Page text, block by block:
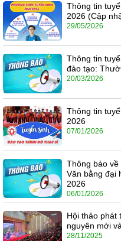
Thông tin
2026 (Cập
29/05/2026
Thông tin
đào tạo:
20/03/2026
Thông tin
2026
07/01/2026
Thông báo
Văn bằng đại
2026
06/01/2026
Hội thảo phát
nguyên mới
28/11/2025